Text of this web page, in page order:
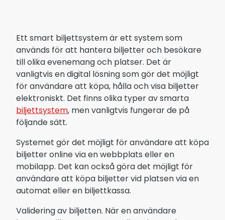
Ett smart biljettsystem är ett system som
används för att hantera biljetter och besökare
till olika evenemang och platser. Det är
vanligtvis en digital lösning som gör det möjligt
för användare att köpa, hålla och visa biljetter
elektroniskt. Det finns olika typer av smarta
biljettsystem, men vanligtvis fungerar de på
följande sätt.
Systemet gör det möjligt för användare att köpa
biljetter online via en webbplats eller en
mobilapp. Det kan också göra det möjligt för
användare att köpa biljetter vid platsen via en
automat eller en biljettkassa.
Validering av biljetten. När en användare